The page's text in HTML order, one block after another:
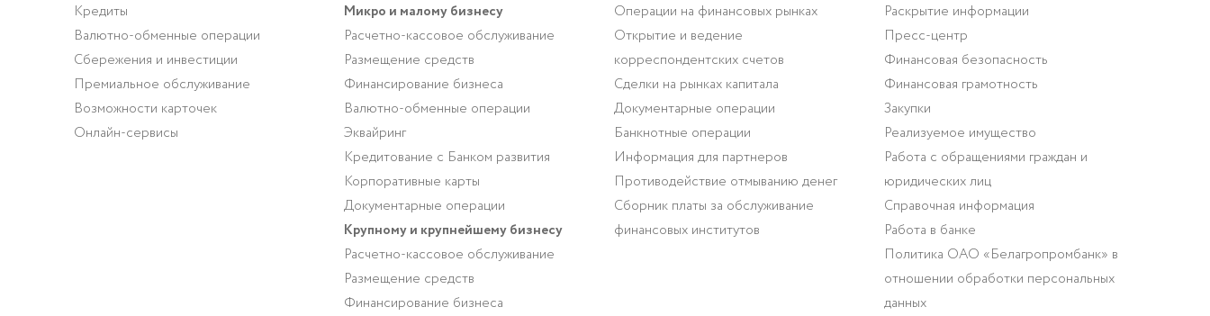
Кредиты
Валютно-обменные операции
Cбережения и инвестиции
Премиальное обслуживание
Возможности карточек
Онлайн-сервисы
Микро и малому бизнесу
Расчетно-кассовое обслуживание
Размещение средств
Финансирование бизнеса
Валютно-обменные операции
Эквайринг
Кредитование с Банком развития
Корпоративные карты
Документарные операции
Крупному и крупнейшему бизнесу
Расчетно-кассовое обслуживание
Размещение средств
Финансирование бизнеса
Операции на финансовых рынках
Открытие и ведение
корреспондентских счетов
Сделки на рынках капитала
Документарные операции
Банкнотные операции
Информация для партнеров
Противодействие отмыванию денег
Сборник платы за обслуживание
финансовых институтов
Раскрытие информации
Пресс-центр
Финансовая безопасность
Финансовая грамотность
Закупки
Реализуемое имущество
Работа с обращениями граждан и
юридических лиц
Справочная информация
Работа в банке
Политика ОАО «Белагропромбанк» в
отношении обработки персональных
данных